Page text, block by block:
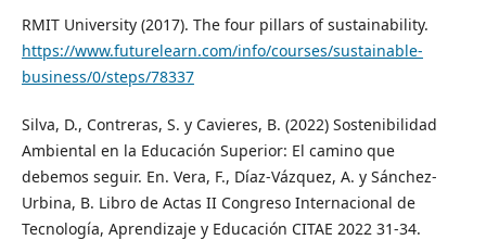
RMIT University (2017). The four pillars of sustainability.
https://www.futurelearn.com/info/courses/sustainable-
business/0/steps/78337
Silva, D., Contreras, S. y Cavieres, B. (2022) Sostenibilidad
Ambiental en la Educación Superior: El camino que
debemos seguir. En. Vera, F., Díaz-Vázquez, A. y Sánchez-
Urbina, B. Libro de Actas II Congreso Internacional de
Tecnología, Aprendizaje y Educación CITAE 2022 31-34.